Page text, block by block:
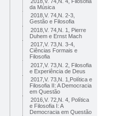
da Música
2018,V. 74,N. 2-3,
Gestão e Filosofia
2018,V. 74,N. 1, Pierre
Duhem e Ernst Mach
2017,V. 73,N. 3-4,
Ciências Formais e
Filosofia
2017,V. 73,N. 2, Filosofia
e Experiência de Deus
2017,V. 73,N. 1,Política e
Filosofia II: A Democracia
em Questão
2016,V. 72,N. 4, Política
e Filosofia I: A
Democracia em Questão